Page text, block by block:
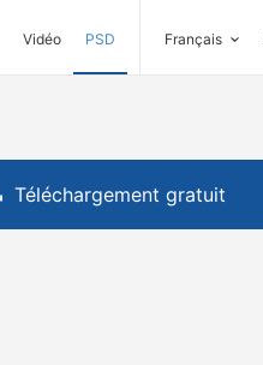
Vidéo PSD Français
Téléchargement gratuit